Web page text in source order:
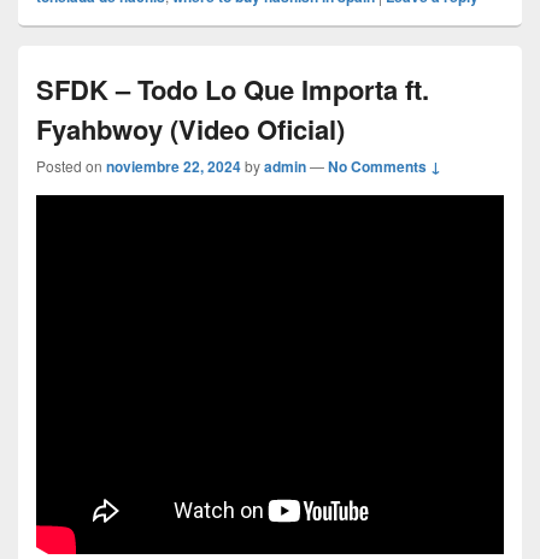
SFDK – Todo Lo Que Importa ft.
Fyahbwoy (Video Oficial)
Posted on noviembre 22, 2024byadmin—No Comments ↓